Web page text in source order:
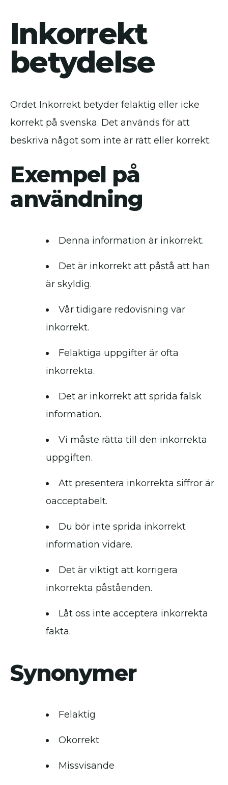
Inkorrekt
betydelse
Ordet Inkorrekt betyder felaktig eller icke
korrekt på svenska. Det används för att
beskriva något som inte är rätt eller korrekt.
Exempel på
användning
Denna information är inkorrekt.
Det är inkorrekt att påstå att han
är skyldig.
Vår tidigare redovisning var
inkorrekt.
Felaktiga uppgifter är ofta
inkorrekta.
Det är inkorrekt att sprida falsk
information.
Vi måste rätta till den inkorrekta
uppgiften.
Att presentera inkorrekta siffror är
oacceptabelt.
Du bör inte sprida inkorrekt
information vidare.
Det är viktigt att korrigera
inkorrekta påståenden.
Låt oss inte acceptera inkorrekta
fakta.
Synonymer
Felaktig
Okorrekt
Missvisande